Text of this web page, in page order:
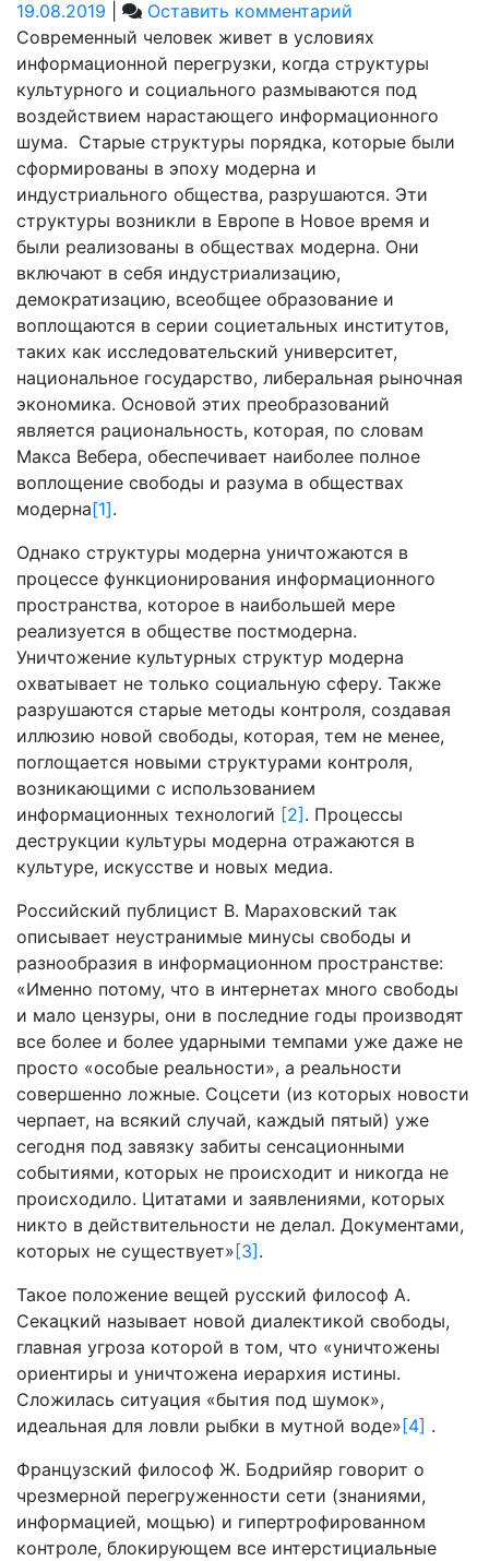
19.08.2019 Оставить комментарий
Синтез
искусств
в
творчестве
голландской
DRIFT
Современный человек живет в условиях
информационной перегрузки, когда структуры
культурного и социального размываются под
воздействием нарастающего информационного
шума. Старые структуры порядка, которые были
сформированы в эпоху модерна и
индустриального общества, разрушаются. Эти
структуры возникли в Европе в Новое время и
были реализованы в обществах модерна. Они
включают в себя индустриализацию,
демократизацию, всеобщее образование и
воплощаются в серии социетальных институтов,
таких как исследовательский университет,
национальное государство, либеральная рыночная
экономика. Основой этих преобразований
является рациональность, которая, по словам
Макса Вебера, обеспечивает наиболее полное
воплощение свободы и разума в обществах
модерна[1].
Однако структуры модерна уничтожаются в
процессе функционирования информационного
пространства, которое в наибольшей мере
реализуется в обществе постмодерна.
Уничтожение культурных структур модерна
охватывает не только социальную сферу. Также
разрушаются старые методы контроля, создавая
иллюзию новой свободы, которая, тем не менее,
поглощается новыми структурами контроля,
возникающими с использованием
информационных технологий [2]. Процессы
деструкции культуры модерна отражаются в
культуре, искусстве и новых медиа.
Российский публицист В. Мараховский так
описывает неустранимые минусы свободы и
разнообразия в информационном пространстве:
«Именно потому, что в интернетах много свободы
и мало цензуры, они в последние годы производят
все более и более ударными темпами уже даже не
просто «особые реальности», а реальности
совершенно ложные. Соцсети (из которых новости
черпает, на всякий случай, каждый пятый) уже
сегодня под завязку забиты сенсационными
событиями, которых не происходит и никогда не
происходило. Цитатами и заявлениями, которых
никто в действительности не делал. Документами,
которых не существует»[3].
Такое положение вещей русский философ А.
Секацкий называет новой диалектикой свободы,
главная угроза которой в том, что «уничтожены
ориентиры и уничтожена иерархия истины.
Сложилась ситуация «бытия под шумок»,
идеальная для ловли рыбки в мутной воде»[4] .
Французский философ Ж. Бодрийяр говорит о
чрезмерной перегруженности сети (знаниями,
информацией, мощью) и гипертрофированном
контроле, блокирующем все интерстициальные